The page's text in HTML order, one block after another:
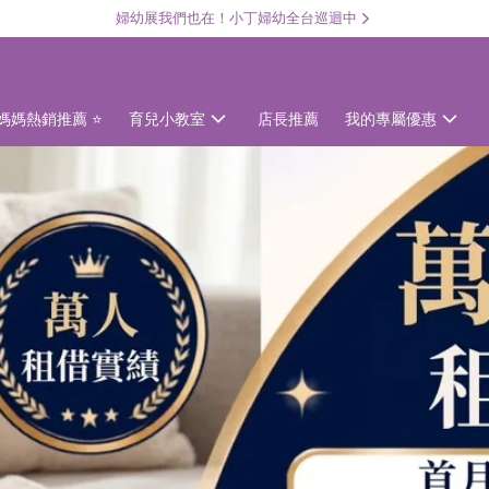
婦幼展我們也在！小丁婦幼全台巡迴中
媽熱銷推薦 ⭐ 育兒小教室 店長推薦 我的專屬優惠